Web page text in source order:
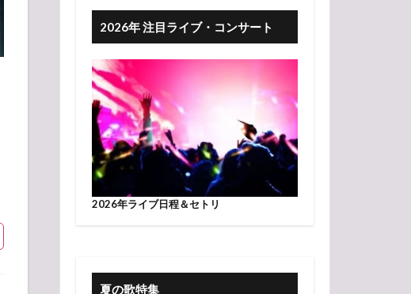
2026年 注目ライブ・コンサート
2026年ライブ日程＆セトリ
夏の歌特集